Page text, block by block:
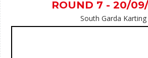
ROUND 7 - 20/
South Garda Karting